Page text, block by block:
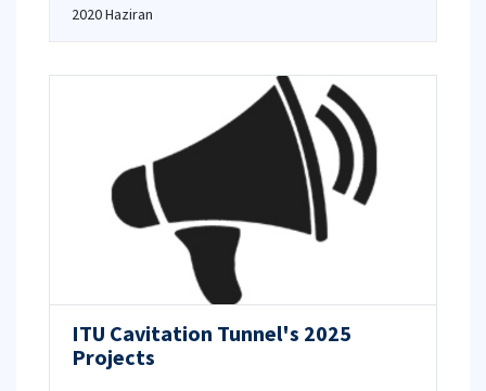
2020 Haziran
ITU Cavitation Tunnel's 2025
Projects